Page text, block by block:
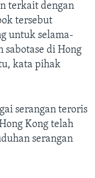
terkait dengan
tersebut
untuk selama-
sabotase di Hong
kata pihak
serangan teroris
Kong telah
serangan